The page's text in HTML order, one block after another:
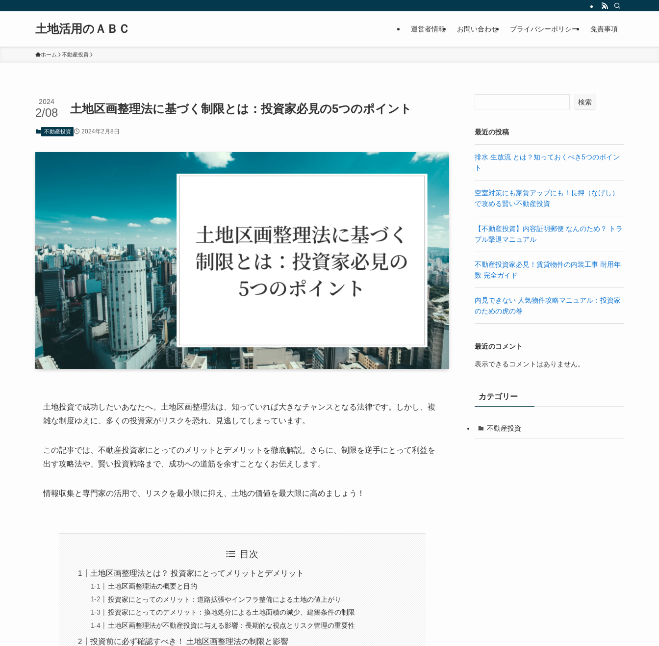
土地活用のＡＢＣ 運営者情報 お問い合わせ プライバシーポリシー 免責事項
ホーム 不動産投資
土地区画整理法に基づく制限とは：投資家必見の5つのポイント
2024
2/08
不動産投資 2024年2月8日
土地投資で成功したいあなたへ。土地区画整理法は、知っていれば大きなチャンスとなる法律です。しかし、複
雑な制度ゆえに、多くの投資家がリスクを恐れ、見逃してしまっています。
この記事では、不動産投資家にとってのメリットとデメリットを徹底解説。さらに、制限を逆手にとって利益を
出す攻略法や、賢い投資戦略まで、成功への道筋を余すことなくお伝えします。
情報収集と専門家の活用で、リスクを最小限に抑え、土地の価値を最大限に高めましょう！
目次
土地区画整理法とは？ 投資家にとってメリットとデメリット
土地区画整理法の概要と目的
投資家にとってのメリット：道路拡張やインフラ整備による土地の値上がり
投資家にとってのデメリット：換地処分による土地面積の減少、建築条件の制限
土地区画整理法が不動産投資に与える影響：長期的な視点とリスク管理の重要性
投資前に必ず確認すべき！ 土地区画整理法の制限と影響
検索
最近の投稿
排水 生放流 とは？知っておくべき5つのポイン
ト
空室対策にも家賃アップにも！長押（なげし）
で攻める賢い不動産投資
【不動産投資】内容証明郵便 なんのため？ トラ
ブル撃退マニュアル
不動産投資家必見！賃貸物件の内装工事 耐用年
数 完全ガイド
内見できない 人気物件攻略マニュアル：投資家
のための虎の巻
最近のコメント
表示できるコメントはありません。
カテゴリー
不動産投資